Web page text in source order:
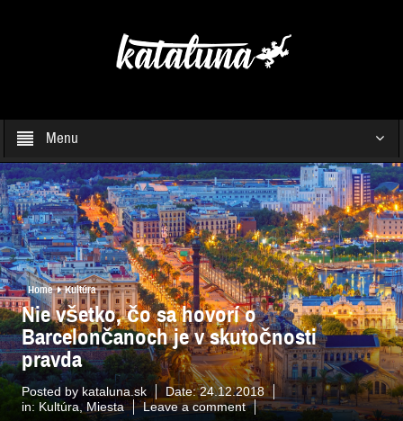
Menu
Home Kultúra
Nie všetko, čo sa hovorí o
Barcelončanoch je v skutočnosti
pravda
Posted by kataluna.sk Date:24.12.2018
in: Kultúra ,Miesta Leave a comment